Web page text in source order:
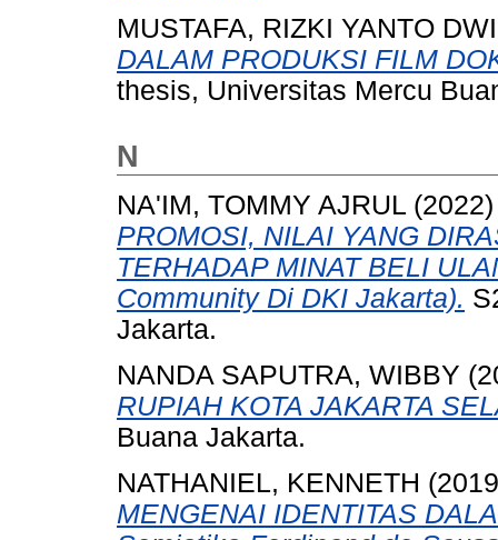
MUSTAFA, RIZKI YANTO DWI
DALAM PRODUKSI FILM
thesis, Universitas Mercu
N
NA'IM, TOMMY AJRUL
PROMOSI, NILAI YANG
TERHADAP MINAT BELI
Community Di DKI Jakarta).
Jakarta.
NANDA SAPUTRA, WIBBY
RUPIAH KOTA JAKARTA
Buana Jakarta.
NATHANIEL, KENNETH
MENGENAI IDENTITAS